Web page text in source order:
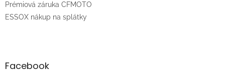
Prémiová záruka CFMOTO
ESSOX nákup na splátky
Facebook